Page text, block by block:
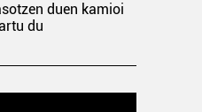
duen kamioi
du